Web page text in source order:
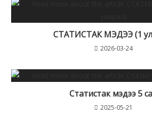
СТАТИСТАК МЭДЭЭ (1
2026-03-24
Статистак мэдээ 5
2025-05-21